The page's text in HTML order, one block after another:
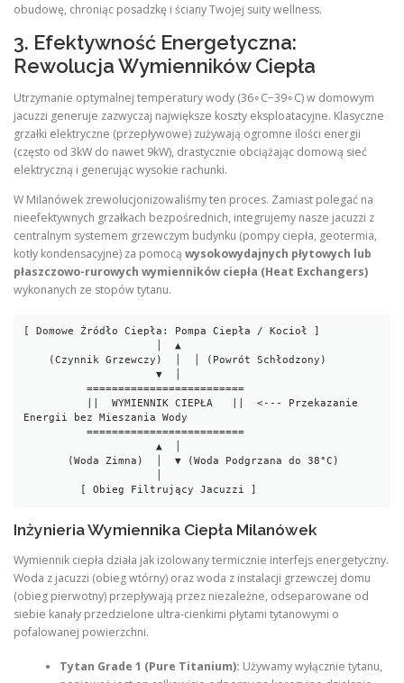
obudowę, chroniąc posadzkę i ściany Twojej suity wellness.
3. Efektywność Energetyczna:
Rewolucja Wymienników Ciepła
Utrzymanie optymalnej temperatury wody (36∘C−39∘C) w domowym
jacuzzi generuje zazwyczaj największe koszty eksploatacyjne. Klasyczne
grzałki elektryczne (przepływowe) zużywają ogromne ilości energii
(często od 3kW do nawet 9kW), drastycznie obciążając domową sieć
elektryczną i generując wysokie rachunki.
W Milanówek zrewolucjonizowaliśmy ten proces. Zamiast polegać na
nieefektywnych grzałkach bezpośrednich, integrujemy nasze jacuzzi z
centralnym systemem grzewczym budynku (pompy ciepła, geotermia,
kotły kondensacyjne) za pomocą wysokowydajnych płytowych lub
płaszczowo-rurowych wymienników ciepła (Heat Exchangers)
wykonanych ze stopów tytanu.
[ Domowe Źródło Ciepła: Pompa Ciepła / Kocioł ]
                     ▼  │
          =========================
Energii bez Mieszania Wody
          =========================
                     ▲  │
Inżynieria Wymiennika Ciepła Milanówek
Wymiennik ciepła działa jak izolowany termicznie interfejs energetyczny.
Woda z jacuzzi (obieg wtórny) oraz woda z instalacji grzewczej domu
(obieg pierwotny) przepływają przez niezależne, odseparowane od
siebie kanały przedzielone ultra-cienkimi płytami tytanowymi o
pofalowanej powierzchni.
Tytan Grade 1 (Pure Titanium): Używamy wyłącznie tytanu,